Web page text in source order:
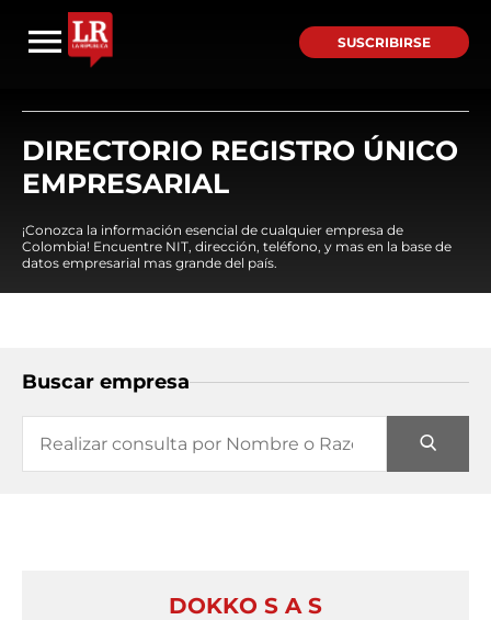
SUSCRIBIRSE
DIRECTORIO REGISTRO ÚNICO
EMPRESARIAL
¡Conozca la información esencial de cualquier empresa de
Colombia! Encuentre NIT, dirección, teléfono, y mas en la base de
datos empresarial mas grande del país.
Buscar empresa
DOKKO S A S